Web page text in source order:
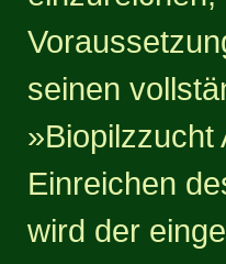
seinen
»Biopilzzucht
Einreichen
wird der